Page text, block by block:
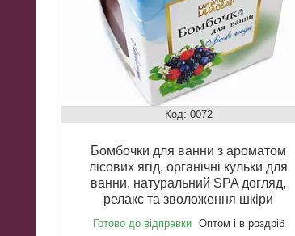
0072
Бомбочки для ванни з ароматом
лісових ягід, органічні кульки для
ванни, натуральний SPA догляд,
релакс та зволоження шкіри
Готово до відправки Оптом і в роздріб